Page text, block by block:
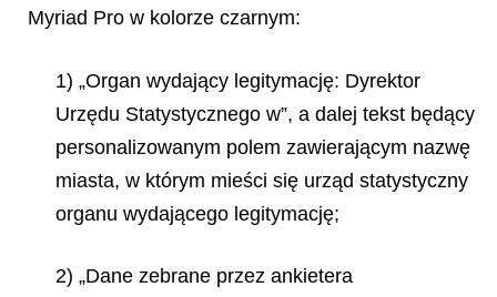
Myriad Pro w kolorze czarnym:
1) „Organ wydający legitymację: Dyrektor
Urzędu Statystycznego w”, a dalej tekst będący
personalizowanym polem zawierającym nazwę
miasta, w którym mieści się urząd statystyczny
organu wydającego legitymację;
2) „Dane zebrane przez ankietera